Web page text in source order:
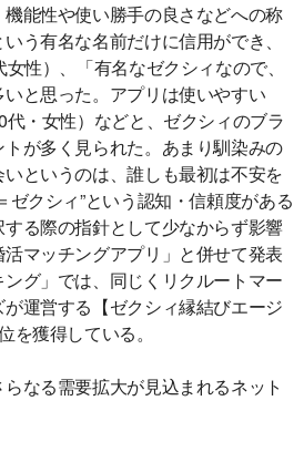
能性や使い勝手の良さなどへの称
う有名な名前だけに信用ができ、
性）、「有名なゼクシィなので、
と思った。アプリは使いやすい
・女性）などと、ゼクシィのブラ
が多く見られた。あまり馴染みの
というのは、誰しも最初は不安を
ゼクシィ”という認知・信頼度がある
る際の指針として少なからず影響
マッチングアプリ」と併せて発表
グ」では、同じくリクルートマー
運営する【ゼクシィ縁結びエージ
を獲得している。
なる需要拡大が見込まれるネット